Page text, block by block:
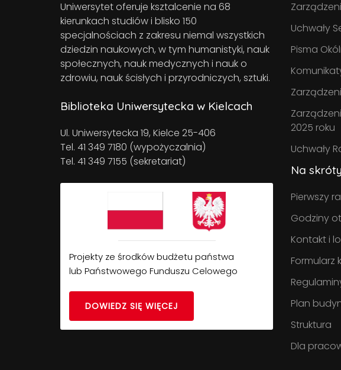
Uniwersytet oferuje ksztalcenie na 68
kierunkach studiów i blisko 150
specjalnościach z zakresu niemal wszystkich
dziedzin naukowych, w tym humanistyki, nauk
społecznych, nauk medycznych i nauk o
zdrowiu, nauk ścisłych i przyrodniczych, sztuki.
Biblioteka Uniwersytecka w Kielcach
Ul. Uniwersytecka 19, Kielce 25-406
Tel. 41 349 7180 (wypożyczalnia)
Tel. 41 349 7155 (sekretariat)
Projekty ze środków budżetu państwa
lub Państwowego Funduszu Celowego
DOWIEDZ SIĘ WIĘCEJ
Uchwały
Pisma
2025 roku
Uchwały
Na skróty
Pierwszy
Godziny
Kontakt i
Formularz
Plan
Struktura
Dla